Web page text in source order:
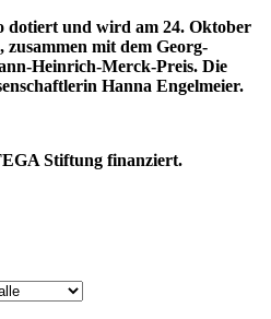
dotiert und wird am 24. Oktober
mit dem Georg-
Heinrich-Merck-Preis. Die
Hanna Engelmeier.
Stiftung finanziert.